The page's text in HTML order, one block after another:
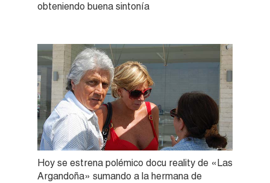
obteniendo buena sintonía
Hoy se estrena polémico docu reality de «Las
Argandoña» sumando a la hermana de